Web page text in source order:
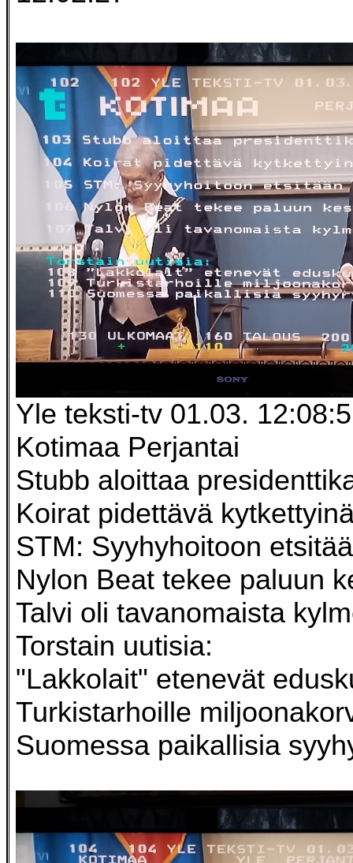
Yle teksti-tv 01.03.
Kotimaa Perjantai
Stubb aloittaa
Koirat pidettävä
STM: Syyhyhoitoon
Nylon Beat tekee paluun
Talvi oli tavanomaista
Torstain uutisia:
"Lakkolait" etenevät
Turkistarhoille
Suomessa paikallisia